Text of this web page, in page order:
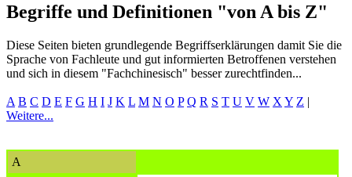
Begriffe und Definitionen "von A bis Z"
Diese Seiten bieten grundlegende Begriffserklärungen damit Sie die
Sprache von Fachleute und gut informierten Betroffenen verstehen
und sich in diesem "Fachchinesisch" besser zurechtfinden...
A B C D E F G H I J K L M N O P Q R S T U V W X Y Z |
Weitere...
A